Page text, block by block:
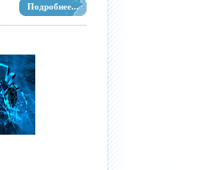
Подробнее...